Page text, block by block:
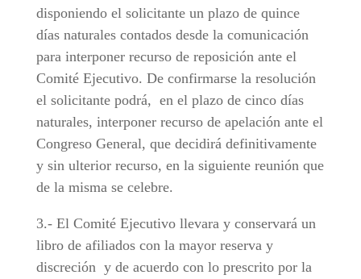
disponiendo el solicitante un plazo de quince
días naturales contados desde la comunicación
para interponer recurso de reposición ante el
Comité Ejecutivo. De confirmarse la resolución
el solicitante podrá, en el plazo de cinco días
naturales, interponer recurso de apelación ante el
Congreso General, que decidirá definitivamente
y sin ulterior recurso, en la siguiente reunión que
de la misma se celebre.
3.- El Comité Ejecutivo llevara y conservará un
libro de afiliados con la mayor reserva y
discreción y de acuerdo con lo prescrito por la